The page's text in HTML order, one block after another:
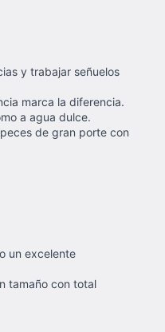
y trabajar señuelos
marca la diferencia.
a agua dulce.
de gran porte con
un excelente
tamaño con total